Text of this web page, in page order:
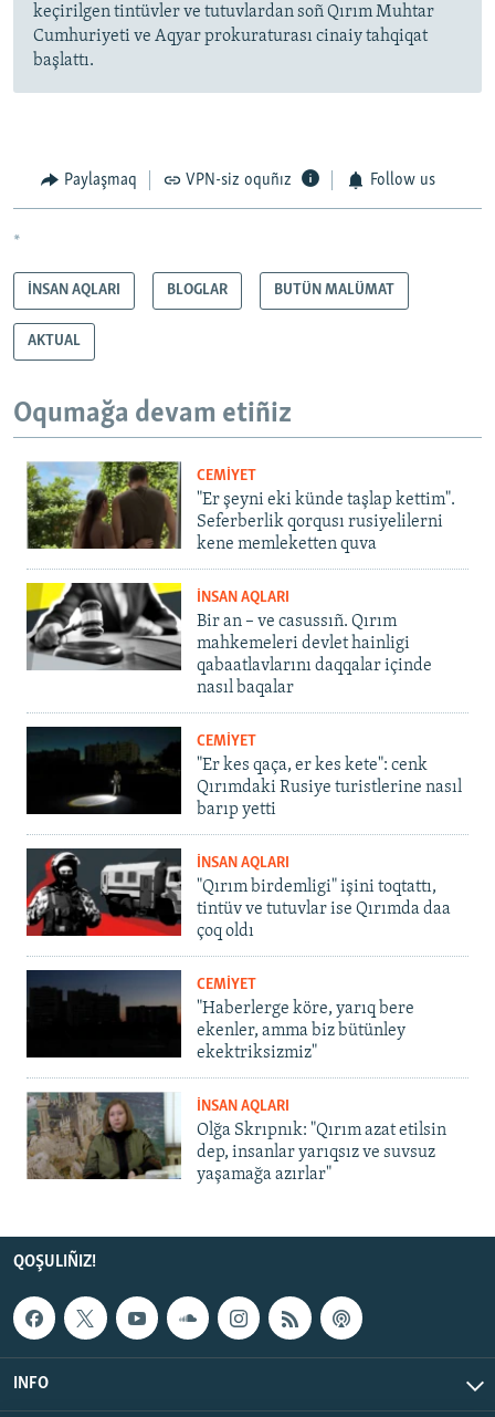
keçirilgen tintüvler ve tutuvlardan soñ Qırım Muhtar
Cumhuriyeti ve Aqyar prokuraturası cinaiy tahqiqat
başlattı.
Paylaşmaq VPN-siz oquñız Follow us
*
İNSAN AQLARI BLOGLAR BUTÜN MALÜMAT
AKTUAL
Oqumağa devam etiñiz
CEMİYET
"Er şeyni eki künde taşlap kettim".
Seferberlik qorqusı rusiyelilerni
kene memleketten quva
İNSAN AQLARI
Bir an – ve casussıñ. Qırım
mahkemeleri devlet hainligi
qabaatlavlarını daqqalar içinde
nasıl baqalar
CEMİYET
"Er kes qaça, er kes kete": cenk
Qırımdaki Rusiye turistlerine nasıl
barıp yetti
İNSAN AQLARI
"Qırım birdemligi" işini toqtattı,
tintüv ve tutuvlar ise Qırımda daa
çoq oldı
CEMİYET
"Haberlerge köre, yarıq bere
ekenler, amma biz bütünley
ekektriksizmiz"
İNSAN AQLARI
Olğa Skrıpnık: "Qırım azat etilsin
dep, insanlar yarıqsız ve suvsuz
yaşamağa azırlar"
QOŞULIÑIZ!
INFO